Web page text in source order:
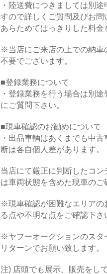
・陸送費につきましては別
すので詳しくご質問及びお
あらためてはっきりした料
※当店にご来店の上での納車
不要でございます。
■登録業務について
・登録業務を行う場合は別
にご質問下さい。
■現車確認のお勧めについて
・出品車輌はあくまでも中
断は各自個人差があります。
当店にて厳正に判断したコ
は車両状態を含めた現車の
※現車確認が困難なエリアの
る点や不明な点をご確認下さ
※ヤフーオークションのスタ
リターンでお願い致します。
注) 店頭でも展示、販売をし